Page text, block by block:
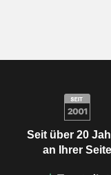
Seit über 20
an Ihrer Seite